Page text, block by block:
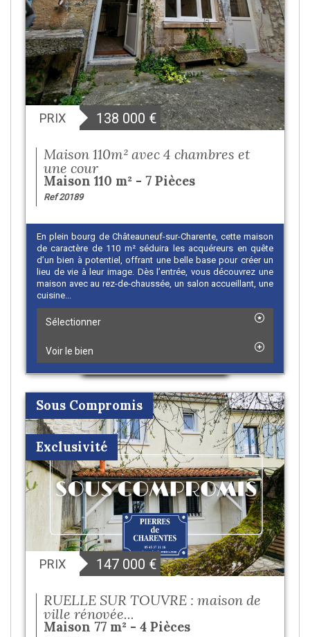
PRIX 138 000 €
Maison 110m² avec 4 chambres et
une cour
Maison 110 m² - 7 Pièces
Ref 20189
En plein bourg de Châteauneuf-sur-Charente, cette maison
de caractère de 110 m² séduira les acquéreurs en quête
d’un bien à potentiel, offrant une belle base pour créer un
lieu de vie à leur image. Dès l’entrée, vous découvrez une
maison avec au rez-de-chaussée, un salon accueillant, une
cuisine...
Sélectionner
Voir le bien
Sous Compromis
Exclusivité
PRIX 147 000 €
RUELLE SUR TOUVRE : maison de
ville rénovée...
Maison 77 m² - 4 Pièces